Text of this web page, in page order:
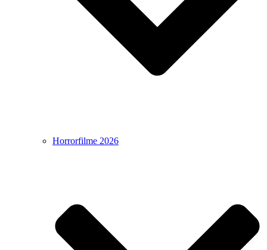
Horrorfilme 2026